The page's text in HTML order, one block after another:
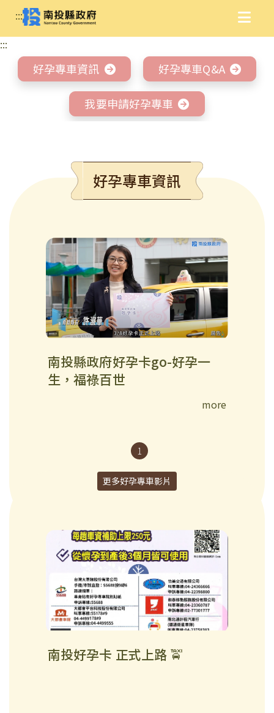
:::
:::
好孕專車資訊 好孕專車Q&A
我要申請好孕專車
好孕專車資訊
南投縣政府好孕卡go-好孕一
生，福祿百世
more
1
更多好孕專車影片
南投好孕卡 正式上路 🚖